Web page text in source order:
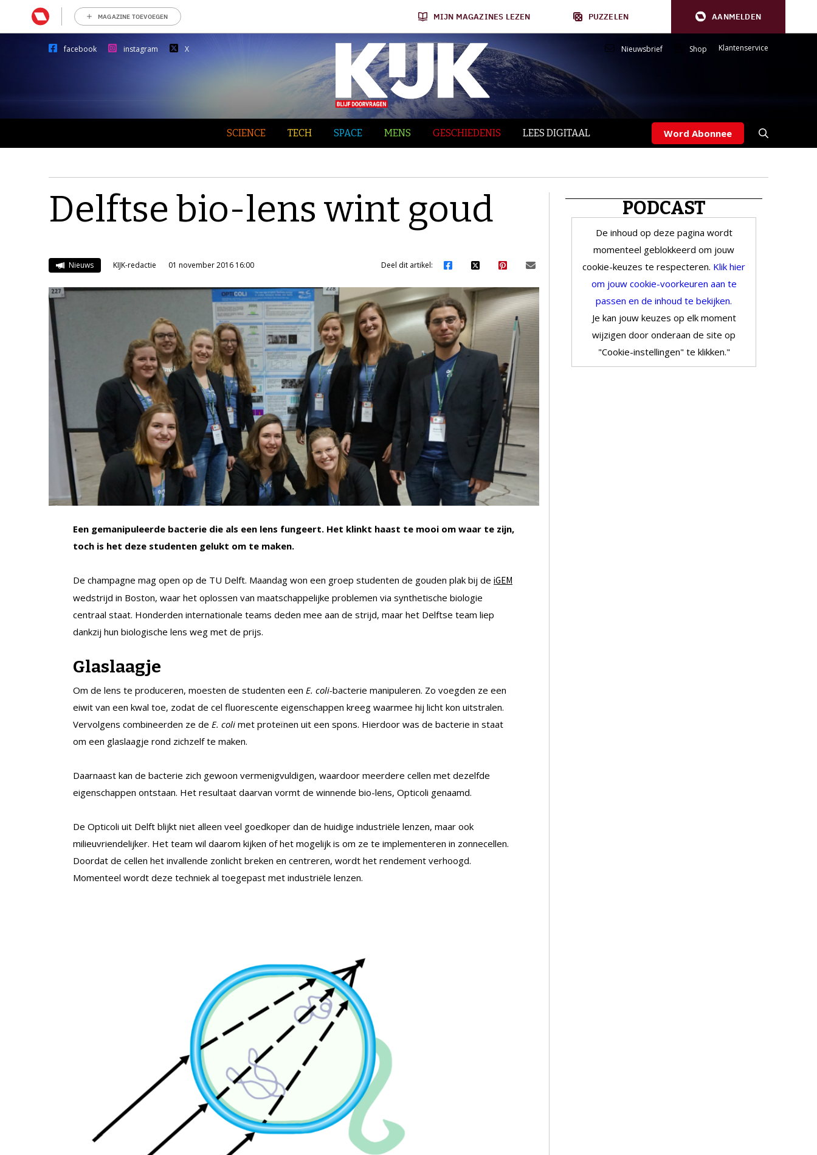
MAGAZINE TOEVOEGEN MIJN MAGAZINES LEZEN PUZZELEN AANMELDEN
facebook instagram X Nieuwsbrief Shop Klantenservice
SCIENCE TECH SPACE MENS GESCHIEDENIS LEES DIGITAAL Word Abonnee
Delftse bio-lens wint goud
Nieuws KIJK-redactie 01 november 2016 16:00 Deel dit artikel:
Een gemanipuleerde bacterie die als een lens fungeert. Het klinkt haast te mooi om waar te zijn,
toch is het deze studenten gelukt om te maken.
De champagne mag open op de TU Delft. Maandag won een groep studenten de gouden plak bij de iGEM
wedstrijd in Boston, waar het oplossen van maatschappelijke problemen via synthetische biologie
centraal staat. Honderden internationale teams deden mee aan de strijd, maar het Delftse team liep
dankzij hun biologische lens weg met de prijs.
Glaslaagje
Om de lens te produceren, moesten de studenten een E. coli-bacterie manipuleren. Zo voegden ze een
eiwit van een kwal toe, zodat de cel fluorescente eigenschappen kreeg waarmee hij licht kon uitstralen.
Vervolgens combineerden ze de E. coli met proteïnen uit een spons. Hierdoor was de bacterie in staat
om een glaslaagje rond zichzelf te maken.
Daarnaast kan de bacterie zich gewoon vermenigvuldigen, waardoor meerdere cellen met dezelfde
eigenschappen ontstaan. Het resultaat daarvan vormt de winnende bio-lens, Opticoli genaamd.
De Opticoli uit Delft blijkt niet alleen veel goedkoper dan de huidige industriële lenzen, maar ook
milieuvriendelijker. Het team wil daarom kijken of het mogelijk is om ze te implementeren in zonnecellen.
Doordat de cellen het invallende zonlicht breken en centreren, wordt het rendement verhoogd.
Momenteel wordt deze techniek al toegepast met industriële lenzen.
PODCAST
De inhoud op deze pagina wordt
momenteel geblokkeerd om jouw
cookie-keuzes te respecteren. Klik hier
om jouw cookie-voorkeuren aan te
passen en de inhoud te bekijken.
Je kan jouw keuzes op elk moment
wijzigen door onderaan de site op
"Cookie-instellingen" te klikken."